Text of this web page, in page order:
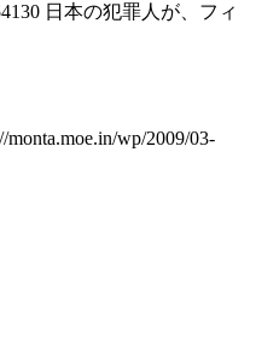
日本の犯罪人が、フィ
monta.moe.in/wp/2009/03-